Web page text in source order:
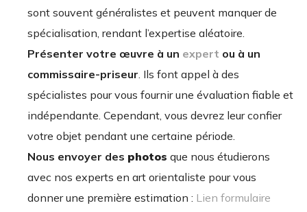
sont souvent généralistes et peuvent manquer de
spécialisation, rendant l’expertise aléatoire.
Présenter votre œuvre à un expert ou à un
commissaire-priseur. Ils font appel à des
spécialistes pour vous fournir une évaluation fiable et
indépendante. Cependant, vous devrez leur confier
votre objet pendant une certaine période.
Nous envoyer des photos que nous étudierons
avec nos experts en art orientaliste pour vous
donner une première estimation : Lien formulaire